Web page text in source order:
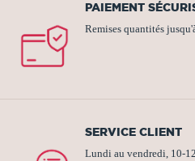
PAIEMENT
Remises quantités
SERVICE CLIENT
Lundi au vendredi, 10-